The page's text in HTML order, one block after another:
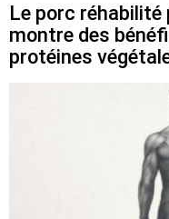
Le porc réhabilité
montre des
protéines